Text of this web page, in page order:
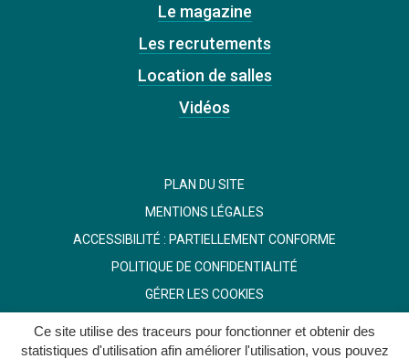
Ce site utilise des traceurs pour fonctionner et obtenir des
statistiques d'utilisation afin améliorer l'utilisation, vous pouvez
Le magazine
Les recrutements
Location de salles
Vidéos
PLAN DU SITE
MENTIONS LÉGALES
ACCESSIBILITÉ : PARTIELLEMENT CONFORME
POLITIQUE DE CONFIDENTIALITÉ
GÉRER LES COOKIES